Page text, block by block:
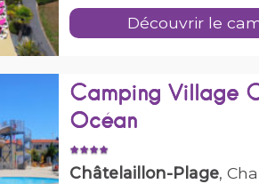
Découvrir le
Camping Village
Océan
Châtelaillon-Plage,